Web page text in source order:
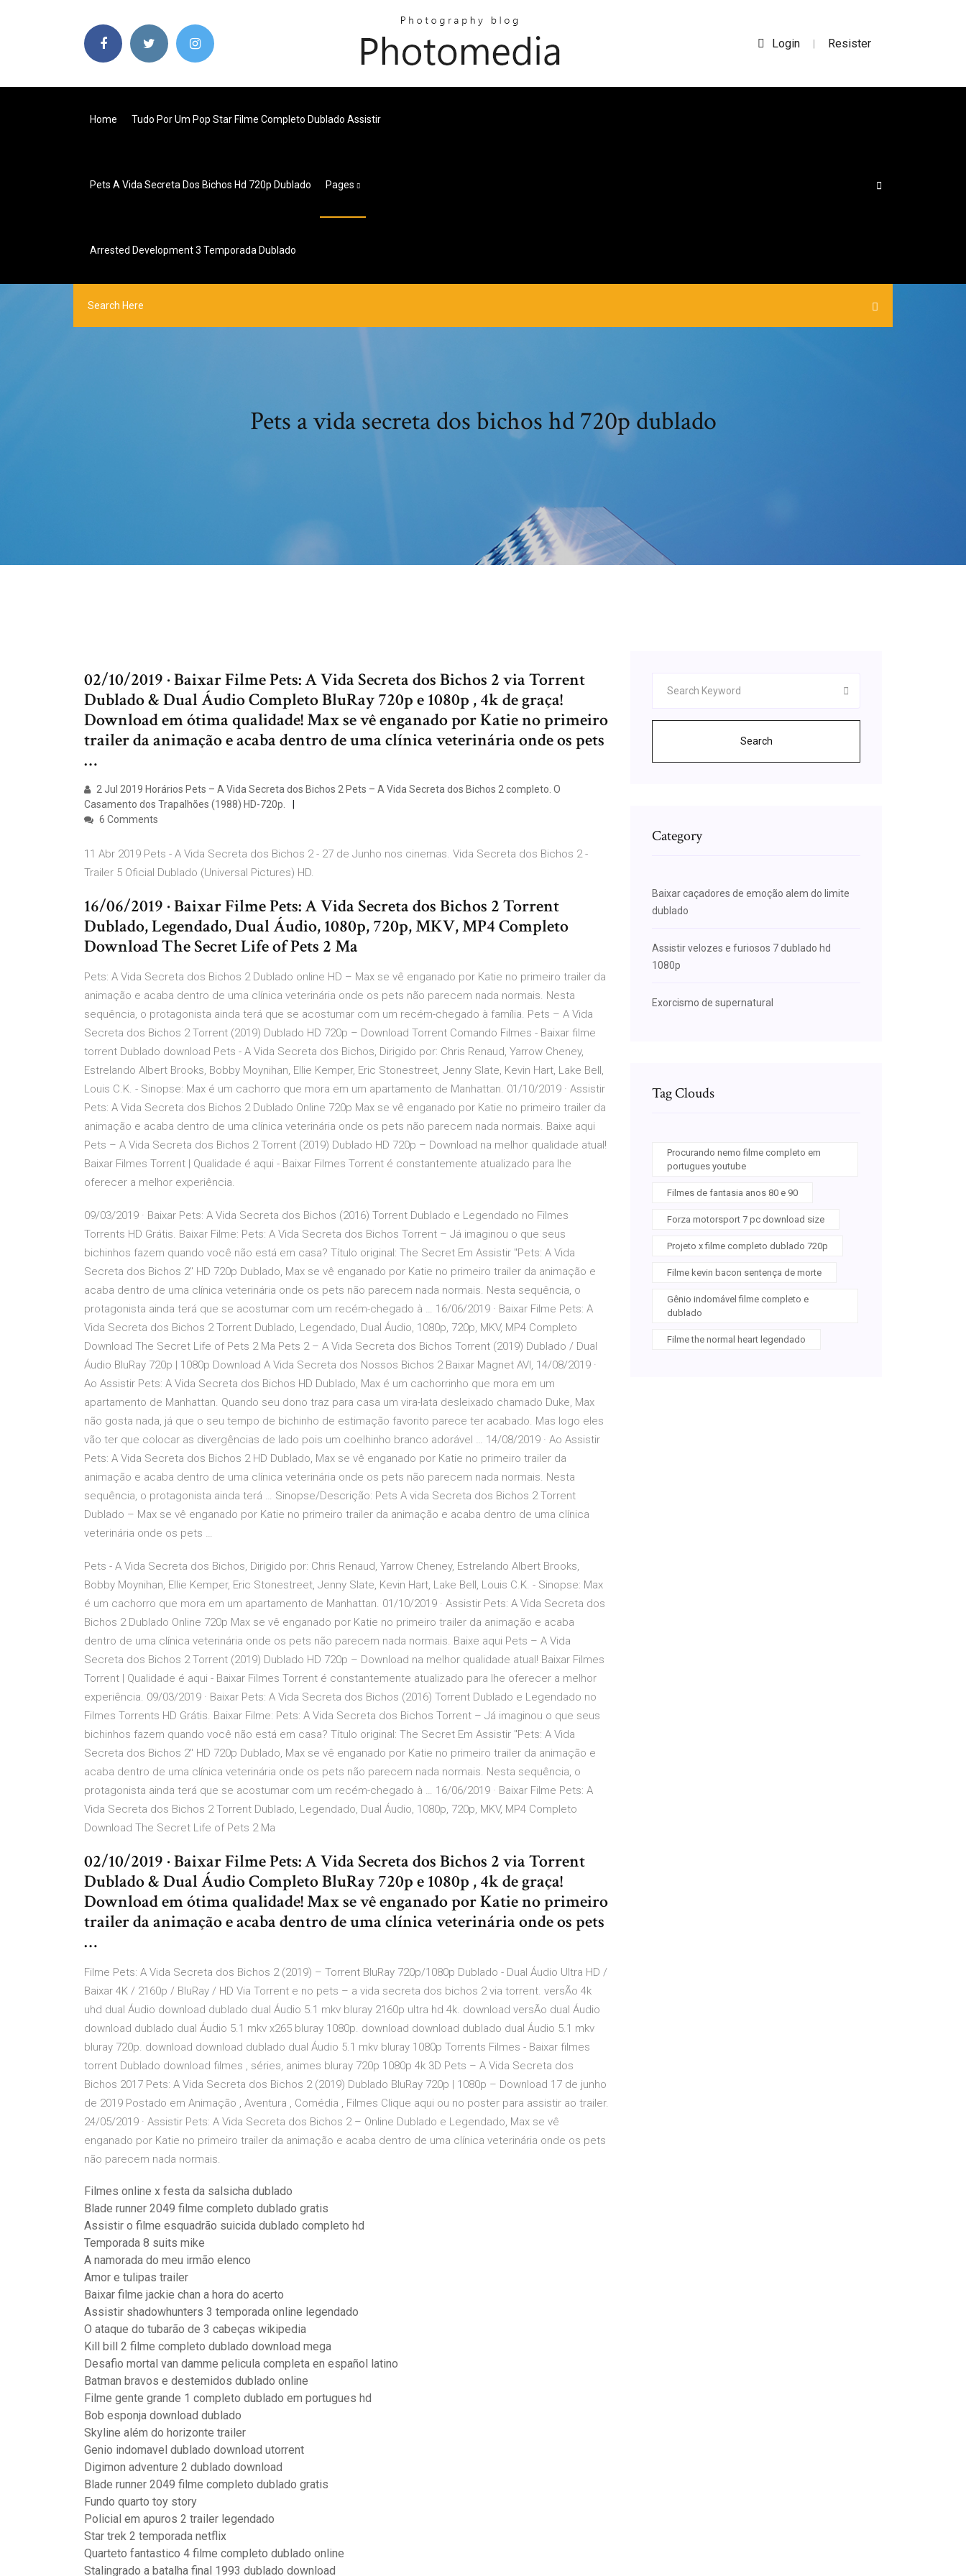
Login | Resister
Home Tudo Por Um Pop Star Filme Completo Dublado Assistir
Pets A Vida Secreta Dos Bichos Hd 720p Dublado Pages
Arrested Development 3 Temporada Dublado
Pets a vida secreta dos bichos hd 720p dublado
02/10/2019 · Baixar Filme Pets: A Vida Secreta dos Bichos 2 via Torrent
Dublado & Dual Áudio Completo BluRay 720p e 1080p , 4k de graça!
Download em ótima qualidade! Max se vê enganado por Katie no primeiro
trailer da animação e acaba dentro de uma clínica veterinária onde os pets
…
2 Jul 2019 Horários Pets – A Vida Secreta dos Bichos 2 Pets – A Vida Secreta dos Bichos 2 completo. O
Casamento dos Trapalhões (1988) HD-720p.
6 Comments
11 Abr 2019 Pets - A Vida Secreta dos Bichos 2 - 27 de Junho nos cinemas. Vida Secreta dos Bichos 2 -
Trailer 5 Oficial Dublado (Universal Pictures) HD.
16/06/2019 · Baixar Filme Pets: A Vida Secreta dos Bichos 2 Torrent
Dublado, Legendado, Dual Áudio, 1080p, 720p, MKV, MP4 Completo
Download The Secret Life of Pets 2 Ma
Pets: A Vida Secreta dos Bichos 2 Dublado online HD – Max se vê enganado por Katie no primeiro trailer da
animação e acaba dentro de uma clínica veterinária onde os pets não parecem nada normais. Nesta
sequência, o protagonista ainda terá que se acostumar com um recém-chegado à família. Pets – A Vida
Secreta dos Bichos 2 Torrent (2019) Dublado HD 720p – Download Torrent Comando Filmes - Baixar filme
torrent Dublado download Pets - A Vida Secreta dos Bichos, Dirigido por: Chris Renaud, Yarrow Cheney,
Estrelando Albert Brooks, Bobby Moynihan, Ellie Kemper, Eric Stonestreet, Jenny Slate, Kevin Hart, Lake Bell,
Louis C.K. - Sinopse: Max é um cachorro que mora em um apartamento de Manhattan. 01/10/2019 · Assistir
Pets: A Vida Secreta dos Bichos 2 Dublado Online 720p Max se vê enganado por Katie no primeiro trailer da
animação e acaba dentro de uma clínica veterinária onde os pets não parecem nada normais. Baixe aqui
Pets – A Vida Secreta dos Bichos 2 Torrent (2019) Dublado HD 720p – Download na melhor qualidade atual!
Baixar Filmes Torrent | Qualidade é aqui - Baixar Filmes Torrent é constantemente atualizado para lhe
oferecer a melhor experiência.
09/03/2019 · Baixar Pets: A Vida Secreta dos Bichos (2016) Torrent Dublado e Legendado no Filmes
Torrents HD Grátis. Baixar Filme: Pets: A Vida Secreta dos Bichos Torrent – Já imaginou o que seus
bichinhos fazem quando você não está em casa? Título original: The Secret Em Assistir "Pets: A Vida
Secreta dos Bichos 2" HD 720p Dublado, Max se vê enganado por Katie no primeiro trailer da animação e
acaba dentro de uma clínica veterinária onde os pets não parecem nada normais. Nesta sequência, o
protagonista ainda terá que se acostumar com um recém-chegado à … 16/06/2019 · Baixar Filme Pets: A
Vida Secreta dos Bichos 2 Torrent Dublado, Legendado, Dual Áudio, 1080p, 720p, MKV, MP4 Completo
Download The Secret Life of Pets 2 Ma Pets 2 – A Vida Secreta dos Bichos Torrent (2019) Dublado / Dual
Áudio BluRay 720p | 1080p Download A Vida Secreta dos Nossos Bichos 2 Baixar Magnet AVI, 14/08/2019 ·
Ao Assistir Pets: A Vida Secreta dos Bichos HD Dublado, Max é um cachorrinho que mora em um
apartamento de Manhattan. Quando seu dono traz para casa um vira-lata desleixado chamado Duke, Max
não gosta nada, já que o seu tempo de bichinho de estimação favorito parece ter acabado. Mas logo eles
vão ter que colocar as divergências de lado pois um coelhinho branco adorável … 14/08/2019 · Ao Assistir
Pets: A Vida Secreta dos Bichos 2 HD Dublado, Max se vê enganado por Katie no primeiro trailer da
animação e acaba dentro de uma clínica veterinária onde os pets não parecem nada normais. Nesta
sequência, o protagonista ainda terá … Sinopse/Descrição: Pets A vida Secreta dos Bichos 2 Torrent
Dublado – Max se vê enganado por Katie no primeiro trailer da animação e acaba dentro de uma clínica
veterinária onde os pets …
Pets - A Vida Secreta dos Bichos, Dirigido por: Chris Renaud, Yarrow Cheney, Estrelando Albert Brooks,
Bobby Moynihan, Ellie Kemper, Eric Stonestreet, Jenny Slate, Kevin Hart, Lake Bell, Louis C.K. - Sinopse: Max
é um cachorro que mora em um apartamento de Manhattan. 01/10/2019 · Assistir Pets: A Vida Secreta dos
Bichos 2 Dublado Online 720p Max se vê enganado por Katie no primeiro trailer da animação e acaba
dentro de uma clínica veterinária onde os pets não parecem nada normais. Baixe aqui Pets – A Vida
Secreta dos Bichos 2 Torrent (2019) Dublado HD 720p – Download na melhor qualidade atual! Baixar Filmes
Torrent | Qualidade é aqui - Baixar Filmes Torrent é constantemente atualizado para lhe oferecer a melhor
experiência. 09/03/2019 · Baixar Pets: A Vida Secreta dos Bichos (2016) Torrent Dublado e Legendado no
Filmes Torrents HD Grátis. Baixar Filme: Pets: A Vida Secreta dos Bichos Torrent – Já imaginou o que seus
bichinhos fazem quando você não está em casa? Título original: The Secret Em Assistir "Pets: A Vida
Secreta dos Bichos 2" HD 720p Dublado, Max se vê enganado por Katie no primeiro trailer da animação e
acaba dentro de uma clínica veterinária onde os pets não parecem nada normais. Nesta sequência, o
protagonista ainda terá que se acostumar com um recém-chegado à … 16/06/2019 · Baixar Filme Pets: A
Vida Secreta dos Bichos 2 Torrent Dublado, Legendado, Dual Áudio, 1080p, 720p, MKV, MP4 Completo
Download The Secret Life of Pets 2 Ma
02/10/2019 · Baixar Filme Pets: A Vida Secreta dos Bichos 2 via Torrent
Dublado & Dual Áudio Completo BluRay 720p e 1080p , 4k de graça!
Download em ótima qualidade! Max se vê enganado por Katie no primeiro
trailer da animação e acaba dentro de uma clínica veterinária onde os pets
…
Filme Pets: A Vida Secreta dos Bichos 2 (2019) – Torrent BluRay 720p/1080p Dublado - Dual Áudio Ultra HD /
Baixar 4K / 2160p / BluRay / HD Via Torrent e no pets – a vida secreta dos bichos 2 via torrent. versÃo 4k
uhd dual Áudio download dublado dual Áudio 5.1 mkv bluray 2160p ultra hd 4k. download versÃo dual Áudio
download dublado dual Áudio 5.1 mkv x265 bluray 1080p. download download dublado dual Áudio 5.1 mkv
bluray 720p. download download dublado dual Áudio 5.1 mkv bluray 1080p Torrents Filmes - Baixar filmes
torrent Dublado download filmes , séries, animes bluray 720p 1080p 4k 3D Pets – A Vida Secreta dos
Bichos 2017 Pets: A Vida Secreta dos Bichos 2 (2019) Dublado BluRay 720p | 1080p – Download 17 de junho
de 2019 Postado em Animação , Aventura , Comédia , Filmes Clique aqui ou no poster para assistir ao trailer.
24/05/2019 · Assistir Pets: A Vida Secreta dos Bichos 2 – Online Dublado e Legendado, Max se vê
enganado por Katie no primeiro trailer da animação e acaba dentro de uma clínica veterinária onde os pets
não parecem nada normais.
Filmes online x festa da salsicha dublado
Blade runner 2049 filme completo dublado gratis
Assistir o filme esquadrão suicida dublado completo hd
Temporada 8 suits mike
A namorada do meu irmão elenco
Amor e tulipas trailer
Baixar filme jackie chan a hora do acerto
Assistir shadowhunters 3 temporada online legendado
O ataque do tubarão de 3 cabeças wikipedia
Kill bill 2 filme completo dublado download mega
Desafio mortal van damme pelicula completa en español latino
Batman bravos e destemidos dublado online
Filme gente grande 1 completo dublado em portugues hd
Bob esponja download dublado
Skyline além do horizonte trailer
Genio indomavel dublado download utorrent
Digimon adventure 2 dublado download
Blade runner 2049 filme completo dublado gratis
Fundo quarto toy story
Policial em apuros 2 trailer legendado
Star trek 2 temporada netflix
Quarteto fantastico 4 filme completo dublado online
Stalingrado a batalha final 1993 dublado download
Search
Category
Baixar caçadores de emoção alem do limite
dublado
Assistir velozes e furiosos 7 dublado hd
1080p
Exorcismo de supernatural
Tag Clouds
Procurando nemo filme completo em
portugues youtube
Filmes de fantasia anos 80 e 90
Forza motorsport 7 pc download size
Projeto x filme completo dublado 720p
Filme kevin bacon sentença de morte
Gênio indomável filme completo e
dublado
Filme the normal heart legendado